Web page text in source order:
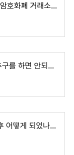
두나무 합법적(?) 도박판인 암호화폐 거래소 업비트로 영업이익 국내 정상급 현금 보유
카카오페이 경영진은 사익추구를 하면 안되나?
머지포인트는 그래서 그 이후 어떻게 되었나? 먹튀냐 아니냐